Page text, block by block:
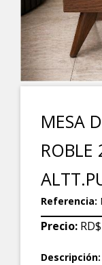
MESA
ROBLE
Referencia:
Precio:
Descripción: